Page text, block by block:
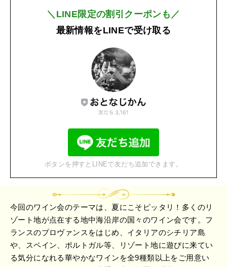
＼LINE限定の割引クーポンも／
最新情報をLINEで受け取る
ボタンを押すとLINEで友だち追加できます。
今回のワイン会のテーマは、夏にこそピッタリ！多くのリ
ゾート地が点在する地中海沿岸の国々のワイン会です。フ
ランスのプロヴァンスをはじめ、イタリアのシチリア島
や、スペイン、ポルトガル等、リゾート地に遊びに来てい
る気分になれる華やかなワインを全9種類以上をご用意い